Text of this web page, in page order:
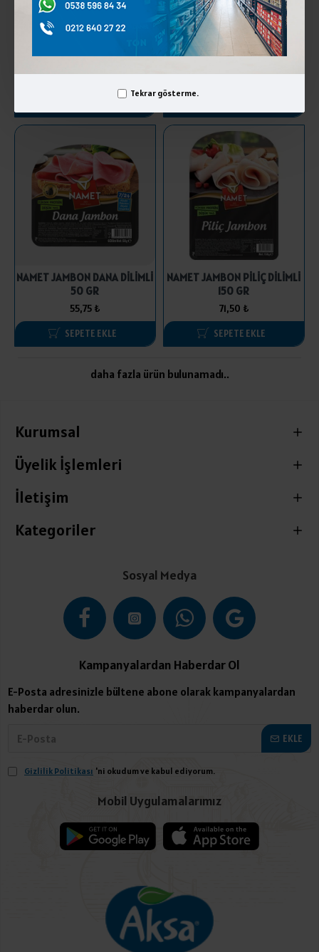
Tekrar gösterme.
DANET JAMBON PİLİÇ SEBZELİ
NAMET JAMBON DANA DİLİMLİ
NAMET JAMBON DANA DİLİMLİ
50 GR
55,75 ₺
SEPETE EKLE
NAMET JAMBON PİLİÇ DİLİMLİ
150 GR
71,50 ₺
SEPETE EKLE
daha fazla ürün bulunamadı..
Kurumsal
Üyelik İşlemleri
İletişim
Kategoriler
Sosyal Medya
Kampanyalardan Haberdar Ol
E-Posta adresinizle bültene abone olarak kampanyalardan
haberdar olun.
EKLE
Gizlilik Politikası 'ni okudum ve kabul ediyorum.
Mobil Uygulamalarımız